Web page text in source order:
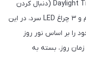
با بهره‌گیری از الگوریتم منحصربه‌فرد Daylight Tracking (دنبال کردن
نور روز)دایسون با استفاده از ۳ چراغ LED گرم و ۳ چراغ LED سرد، در این
را بر اساس نور روز
روز، بسته به